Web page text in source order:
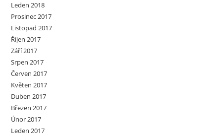
Leden 2018
Prosinec 2017
Listopad 2017
Říjen 2017
Září 2017
Srpen 2017
Červen 2017
Květen 2017
Duben 2017
Březen 2017
Únor 2017
Leden 2017